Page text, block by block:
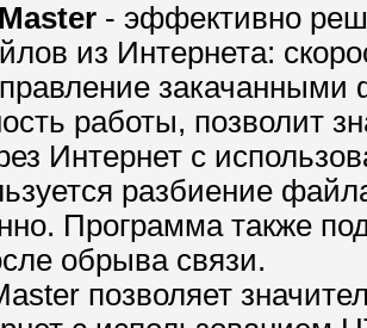
- эффективно
из Интернета:
работы, позволит
Интернет с
разбиение
Программа также
обрыва связи.
позволяет